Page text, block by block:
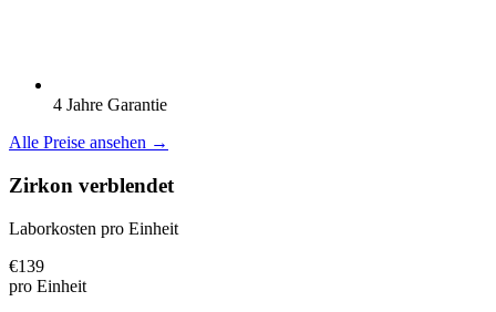
4 Jahre Garantie
Alle Preise ansehen →
Zirkon verblendet
Laborkosten pro Einheit
€139
pro Einheit